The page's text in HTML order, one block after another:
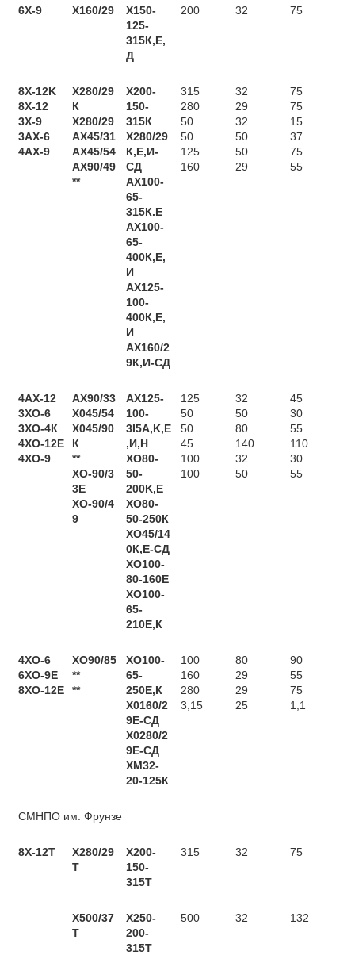
6X-9 Х160/29
Х150-
125-
315К,Е,
Д
200 32 75
8X-12K
8X-12
3Х-9
3АХ-6
4АХ-9
Х280/29
К
Х280/29
АХ45/31
АХ45/54
АХ90/49
**
Х200-
150-
315К
Х280/29
К,Е,И-
СД
АХ100-
65-
315К.Е
АХ100-
65-
400К,Е,
И
АХ125-
100-
400К,Е,
И
АХ160/2
9К,И-СД
315
280
50
50
125
160
32
29
32
50
50
29
75
75
15
37
75
55
4AX-12
3XO-6
3ХО-4К
4XO-12E
4XО-9
АХ90/33
Х045/54
Х045/90
К
**
ХО-90/3
3Е
ХО-90/4
9
AX125-
100-
3I5A,K,E
,И,Н
XО80-
50-
200K,E
ХО80-
50-250К
ХО45/14
0К,Е-СД
ХО100-
80-160Е
ХО100-
65-
210Е,К
125
50
50
45
100
100
32
50
80
140
32
50
45
30
55
110
30
55
4XО-6
6ХО-9Е
8XO-12E
ХО90/85
**
**
ХО100-
65-
250Е,К
Х0160/2
9Е-СД
Х0280/2
9Е-СД
ХМ32-
20-125К
100
160
280
3,15
80
29
29
25
90
55
75
1,1
СМНПО им. Фрунзе
8X-12T
Х280/29
Т
Х200-
150-
315Т
315 32 75
Х500/37
Т
Х250-
200-
315Т
500 32 132